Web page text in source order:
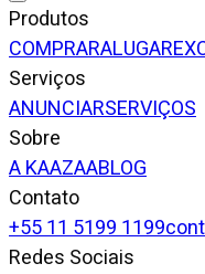
Produtos
COMPRARALUGAR
Serviços
ANUNCIARSERVIÇOS
Sobre
A KAAZAABLOG
Contato
+55 11 5199 1199
Redes Sociais